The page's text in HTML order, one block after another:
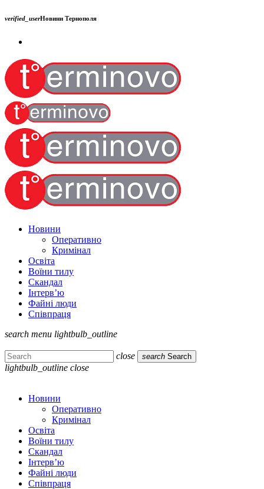
verified_userНовини Тернополя
Новини
Оперативно
Кримінал
Освіта
Воїни тилу
Скандал
Інтерв’ю
Файні люди
Співпраця
search menu lightbulb_outline
close search Search
lightbulb_outline close
Новини
Оперативно
Кримінал
Освіта
Воїни тилу
Скандал
Інтерв’ю
Файні люди
Співпраця